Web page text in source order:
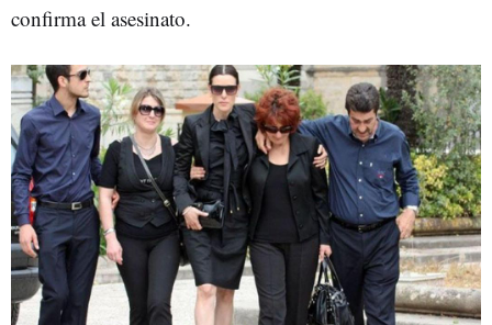
confirma el asesinato.